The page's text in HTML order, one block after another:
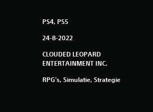
PS4, PS5
24-8-2022
CLOUDED LEOPARD
ENTERTAINMENT INC.
RPG's, Simulatie, Strategie